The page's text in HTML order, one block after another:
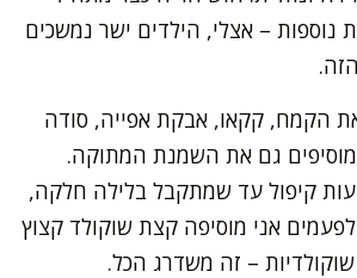
נוספות – אצלי, הילדים ישר נמשכים
הקמח, קקאו, אבקת אפייה, סודה
גם את השמנת המתוקה.
קיפול עד שמתקבל בלילה חלקה,
לפעמים אני מוסיפה קצת שוקולד קצוץ
– זה משדרג הכל.